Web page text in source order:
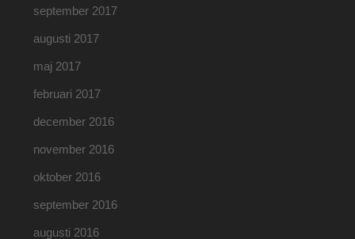
september 2017
augusti 2017
maj 2017
februari 2017
december 2016
november 2016
oktober 2016
september 2016
augusti 2016